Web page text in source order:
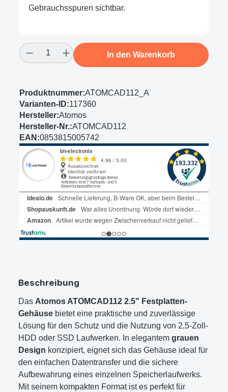
Gebrauchsspuren sichtbar.
Produkt Anzahl: Gib den gewünschten
In den Warenkorb
Produktnummer:ATOMCAD112_A
Varianten-ID:117360
Hersteller:Atomos
Hersteller-Nr.:ATOMCAD112
EAN:0853815005742
Beschreibung
Das Atomos ATOMCAD112 2.5" Festplatten-
Gehäuse bietet eine praktische und zuverlässige
Lösung für den Schutz und die Nutzung von 2,5-Zoll-
HDD oder SSD Laufwerken. In elegantem grauen
Design konzipiert, eignet sich das Gehäuse ideal für
den einfachen Datentransfer und die sichere
Aufbewahrung eines einzelnen Speicherlaufwerks.
Mit seinem kompakten Format ist es perfekt für